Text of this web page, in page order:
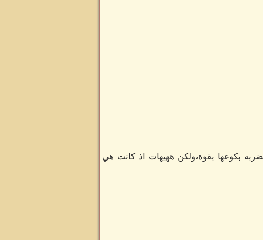
بكوعها بقوة،ولكن ههيهات اذ كانت هي